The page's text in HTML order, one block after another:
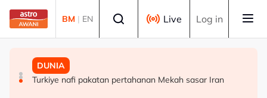
Skip to main content
BM | EN Live Log in
MALAYSIA
Lima kawasan kekal catat IPU tidak sihat di Sarawak
MALAYSIA
Transformasi TH berjaya, syor RCI dilaksana
DUNIA
Turkiye nafi pakatan pertahanan Mekah sasar Iran